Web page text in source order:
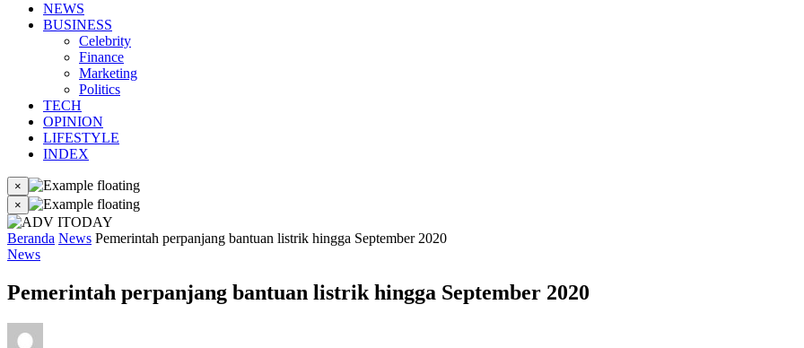
NEWS
BUSINESS
Celebrity
Finance
Marketing
Politics
TECH
OPINION
LIFESTYLE
INDEX
×
×
Beranda News Pemerintah perpanjang bantuan listrik hingga September 2020
News
Pemerintah perpanjang bantuan listrik hingga September 2020